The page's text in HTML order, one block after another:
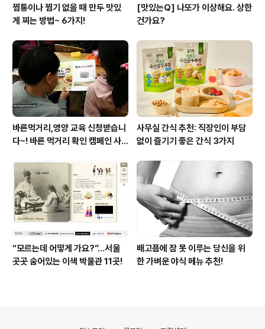
찜통이나 찜기 없을 때 만두 맛있
게 찌는 방법~ 6가지!
[맛있는Q] 나또가 이상해요. 상한
건가요?
바른먹거리,영양 교육 신청받습니
다~! 바른 먹거리 확인 캠페인 사
사무실 간식 추천: 직장인이 부담
없이 즐기기 좋은 간식 3가지
“모르는데 어떻게 가요?”...서울
곳곳 숨어있는 이색 박물관 11곳!
배고픔에 잠 못 이루는 당신을 위
한 가벼운 야식 메뉴 추천!